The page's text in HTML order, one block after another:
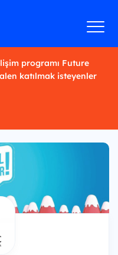
programı Future
katılmak isteyenler